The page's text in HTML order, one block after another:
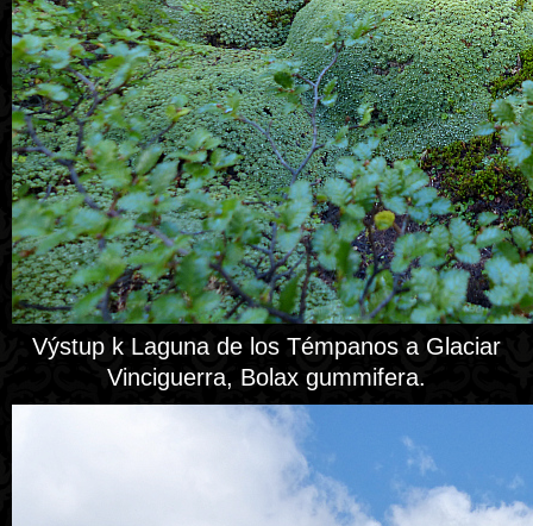
Výstup k Laguna de los Témpanos a Glaciar
Vinciguerra, Bolax gummifera.